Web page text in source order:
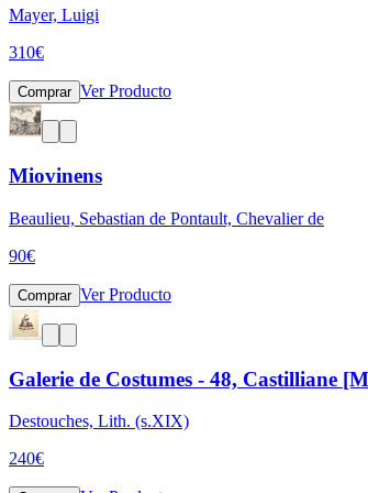
Mayer, Luigi
310€
Comprar Ver Producto
Miovinens
Beaulieu, Sebastian de Pontault, Chevalier de
90€
Comprar Ver Producto
Galerie de Costumes - 48, Castilliane
Destouches, Lith. (s.XIX)
240€